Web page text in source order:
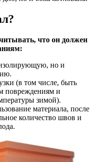
что он должен
но и
(в том числе, быть
повреждениям и
зимой).
материала, после
количество швов и